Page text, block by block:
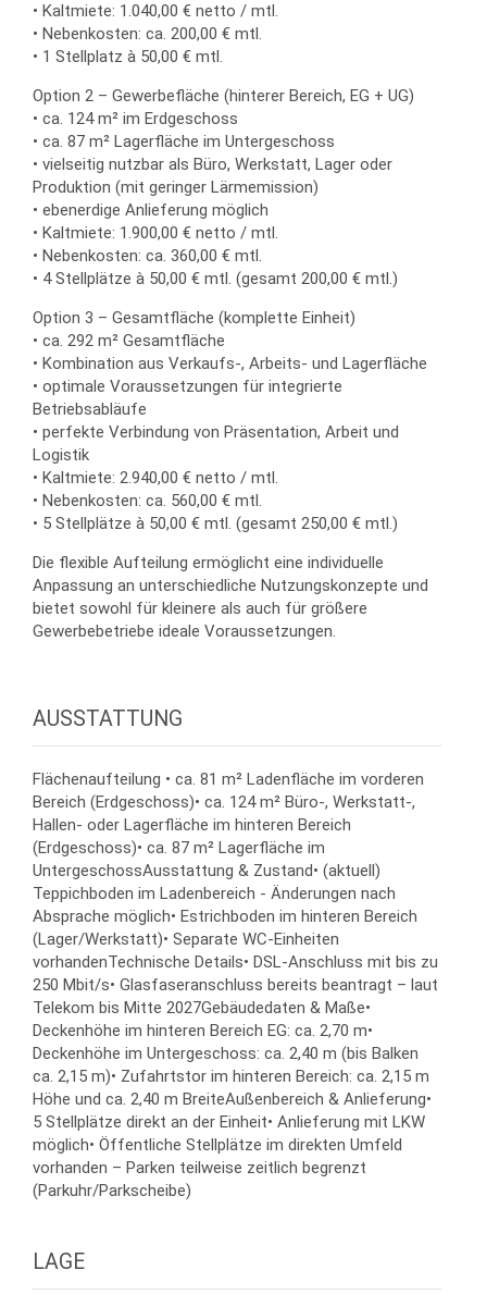
• Kaltmiete: 1.040,00 € netto / mtl.
• Nebenkosten: ca. 200,00 € mtl.
• 1 Stellplatz à 50,00 € mtl.
Option 2 – Gewerbefläche (hinterer Bereich, EG + UG)
• ca. 124 m² im Erdgeschoss
• ca. 87 m² Lagerfläche im Untergeschoss
• vielseitig nutzbar als Büro, Werkstatt, Lager oder
Produktion (mit geringer Lärmemission)
• ebenerdige Anlieferung möglich
• Kaltmiete: 1.900,00 € netto / mtl.
• Nebenkosten: ca. 360,00 € mtl.
• 4 Stellplätze à 50,00 € mtl. (gesamt 200,00 € mtl.)
Option 3 – Gesamtfläche (komplette Einheit)
• ca. 292 m² Gesamtfläche
• Kombination aus Verkaufs-, Arbeits- und Lagerfläche
• optimale Voraussetzungen für integrierte
Betriebsabläufe
• perfekte Verbindung von Präsentation, Arbeit und
Logistik
• Kaltmiete: 2.940,00 € netto / mtl.
• Nebenkosten: ca. 560,00 € mtl.
• 5 Stellplätze à 50,00 € mtl. (gesamt 250,00 € mtl.)
Die flexible Aufteilung ermöglicht eine individuelle
Anpassung an unterschiedliche Nutzungskonzepte und
bietet sowohl für kleinere als auch für größere
Gewerbebetriebe ideale Voraussetzungen.
AUSSTATTUNG
Flächenaufteilung • ca. 81 m² Ladenfläche im vorderen
Bereich (Erdgeschoss)• ca. 124 m² Büro-, Werkstatt-,
Hallen- oder Lagerfläche im hinteren Bereich
(Erdgeschoss)• ca. 87 m² Lagerfläche im
UntergeschossAusstattung & Zustand• (aktuell)
Teppichboden im Ladenbereich - Änderungen nach
Absprache möglich• Estrichboden im hinteren Bereich
(Lager/Werkstatt)• Separate WC-Einheiten
vorhandenTechnische Details• DSL-Anschluss mit bis zu
250 Mbit/s• Glasfaseranschluss bereits beantragt – laut
Telekom bis Mitte 2027Gebäudedaten & Maße•
Deckenhöhe im hinteren Bereich EG: ca. 2,70 m•
Deckenhöhe im Untergeschoss: ca. 2,40 m (bis Balken
ca. 2,15 m)• Zufahrtstor im hinteren Bereich: ca. 2,15 m
Höhe und ca. 2,40 m BreiteAußenbereich & Anlieferung•
5 Stellplätze direkt an der Einheit• Anlieferung mit LKW
möglich• Öffentliche Stellplätze im direkten Umfeld
vorhanden – Parken teilweise zeitlich begrenzt
(Parkuhr/Parkscheibe)
LAGE